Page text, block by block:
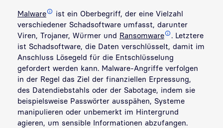
Malware
ist ein Oberbegriff, der eine Vielzahl
verschiedener Schadsoftware umfasst, darunter
Viren, Trojaner, Würmer und Ransomware
. Letztere
ist Schadsoftware, die Daten verschlüsselt, damit im
Anschluss Lösegeld für die Entschlüsselung
gefordert werden kann. Malware-Angriffe verfolgen
in der Regel das Ziel der finanziellen Erpressung,
des Datendiebstahls oder der Sabotage, indem sie
beispielsweise Passwörter ausspähen, Systeme
manipulieren oder unbemerkt im Hintergrund
agieren, um sensible Informationen abzufangen.